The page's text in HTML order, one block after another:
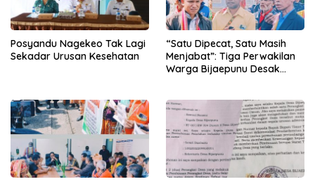
Posyandu Nagekeo Tak Lagi
Sekadar Urusan Kesehatan
“Satu Dipecat, Satu Masih
Menjabat”: Tiga Perwakilan
Warga Bijaepunu Desak